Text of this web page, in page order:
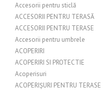
Accesorii pentru sticlă
ACCESORII PENTRU TERASĂ
ACCESORII PENTRU TERASE
Accesorii pentru umbrele
ACOPERIRI
ACOPERIRI SI PROTECTIE
Acoperisuri
ACOPERIȘURI PENTRU TERASE